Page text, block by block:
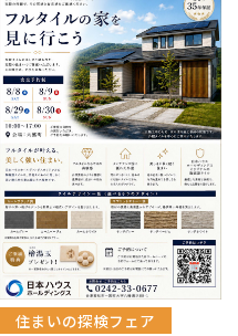
住まいの探検フェア